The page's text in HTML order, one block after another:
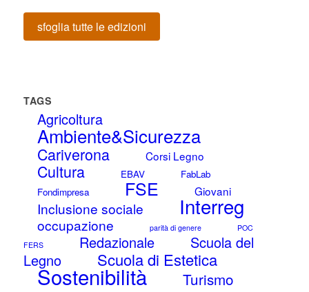
sfoglia tutte le edizioni
TAGS
Agricoltura
Ambiente&Sicurezza
Cariverona Corsi Legno
Cultura EBAV
FabLab
Fondimpresa
FSE Giovani
Inclusione sociale Interreg
occupazione parità di genere
POC
FERS
Redazionale
Scuola del
Legno
Scuola di Estetica
Sostenibilità Turismo